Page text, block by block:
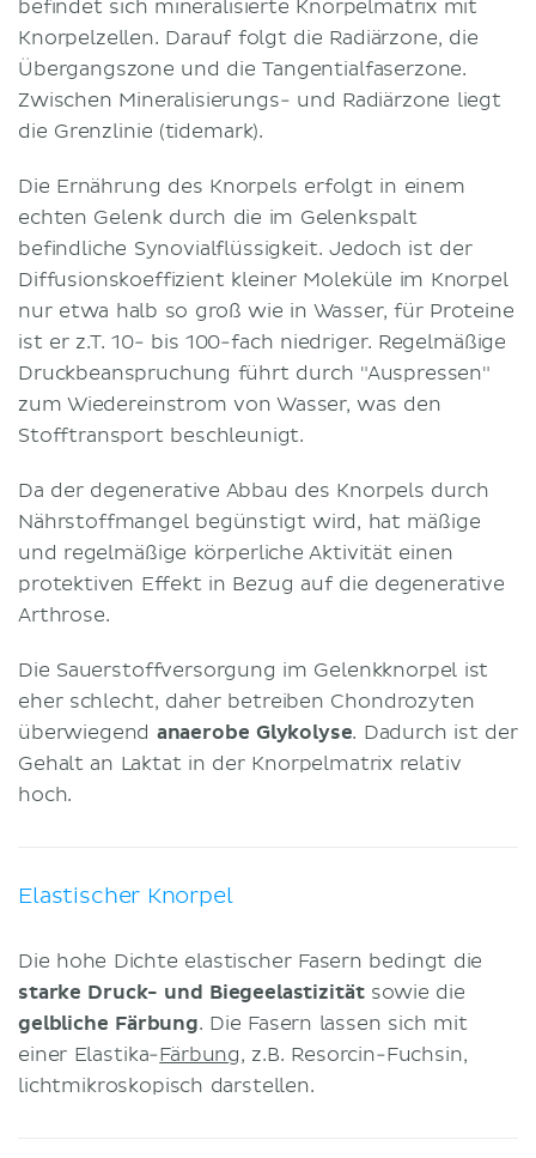
befindet sich mineralisierte Knorpelmatrix mit
Knorpelzellen. Darauf folgt die Radiärzone, die
Übergangszone und die Tangentialfaserzone.
Zwischen Mineralisierungs- und Radiärzone liegt
die Grenzlinie (tidemark).
Die Ernährung des Knorpels erfolgt in einem
echten Gelenk durch die im Gelenkspalt
befindliche Synovialflüssigkeit. Jedoch ist der
Diffusionskoeffizient kleiner Moleküle im Knorpel
nur etwa halb so groß wie in Wasser, für Proteine
ist er z.T. 10- bis 100-fach niedriger. Regelmäßige
Druckbeanspruchung führt durch "Auspressen"
zum Wiedereinstrom von Wasser, was den
Stofftransport beschleunigt.
Da der degenerative Abbau des Knorpels durch
Nährstoffmangel begünstigt wird, hat mäßige
und regelmäßige körperliche Aktivität einen
protektiven Effekt in Bezug auf die degenerative
Arthrose.
Die Sauerstoffversorgung im Gelenkknorpel ist
eher schlecht, daher betreiben Chondrozyten
überwiegend anaerobe Glykolyse. Dadurch ist der
Gehalt an Laktat in der Knorpelmatrix relativ
hoch.
Elastischer Knorpel
Die hohe Dichte elastischer Fasern bedingt die
starke Druck- und Biegeelastizitätsowie die
gelbliche Färbung. Die Fasern lassen sich mit
einer Elastika-Färbung, z.B. Resorcin-Fuchsin,
lichtmikroskopisch darstellen.